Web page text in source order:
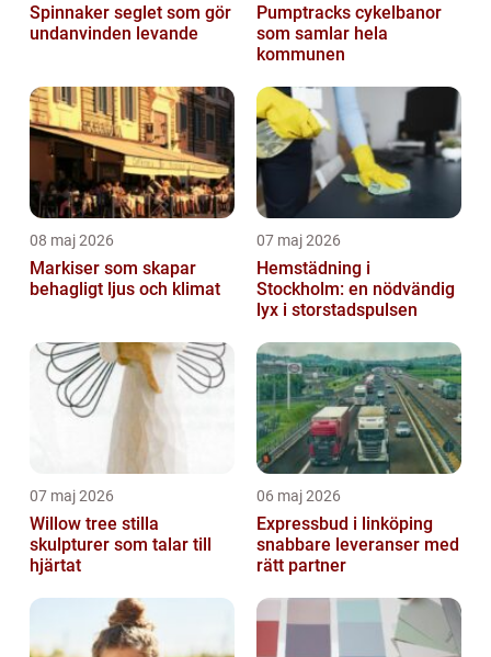
Spinnaker seglet som gör
undanvinden levande
Pumptracks cykelbanor
som samlar hela
kommunen
08 maj 2026
Markiser som skapar
behagligt ljus och klimat
07 maj 2026
Hemstädning i
Stockholm: en nödvändig
lyx i storstadspulsen
07 maj 2026
Willow tree stilla
skulpturer som talar till
hjärtat
06 maj 2026
Expressbud i linköping
snabbare leveranser med
rätt partner